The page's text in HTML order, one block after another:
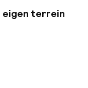
eigen terrein